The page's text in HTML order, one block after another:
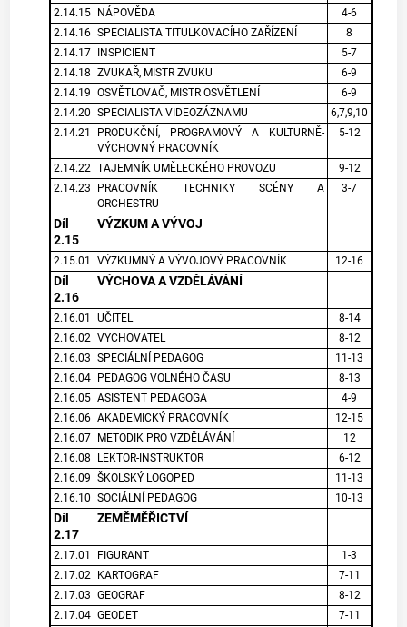
2.14.15 NÁPOVĚDA
4-6
2.14.16 SPECIALISTA TITULKOVACÍHO ZAŘÍZENÍ
8
2.14.17 INSPICIENT
5-7
2.14.18 ZVUKAŘ, MISTR ZVUKU
6-9
2.14.19 OSVĚTLOVAČ, MISTR OSVĚTLENÍ
6-9
2.14.20 SPECIALISTA VIDEOZÁZNAMU
6,7,9,10
2.14.21
PRODUKČNÍ, PROGRAMOVÝ A KULTURNĚ-
VÝCHOVNÝ PRACOVNÍK
5-12
2.14.22 TAJEMNÍK UMĚLECKÉHO PROVOZU
9-12
2.14.23
PRACOVNÍK TECHNIKY SCÉNY A
ORCHESTRU
3-7
Díl
2.15
VÝZKUM A VÝVOJ
2.15.01 VÝZKUMNÝ A VÝVOJOVÝ PRACOVNÍK 12-16
Díl
2.16
VÝCHOVA A VZDĚLÁVÁNÍ
2.16.01 UČITEL
8-14
2.16.02 VYCHOVATEL
8-12
2.16.03 SPECIÁLNÍ PEDAGOG
11-13
2.16.04 PEDAGOG VOLNÉHO ČASU
8-13
2.16.05 ASISTENT PEDAGOGA
4-9
2.16.06 AKADEMICKÝ PRACOVNÍK
12-15
2.16.07 METODIK PRO VZDĚLÁVÁNÍ
12
2.16.08
LEKTOR-INSTRUKTOR
6-12
2.16.09 ŠKOLSKÝ LOGOPED
11-13
2.16.10 SOCIÁLNÍ PEDAGOG 10-13
Díl
2.17
ZEMĚMĚŘICTVÍ
2.17.01 FIGURANT
1-3
2.17.02
KARTOGRAF
7-11
2.17.03 GEOGRAF
8-12
2.17.04 GEODET
7-11